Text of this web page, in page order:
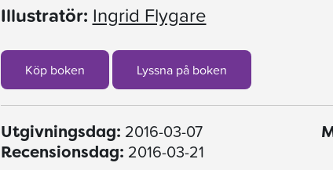
Illustratör: Ingrid Flygare
Köp boken Lyssna på boken
Utgivningsdag: 2016-03-07
Recensionsdag: 2016-03-21